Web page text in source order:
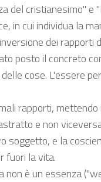
del cristianesimo" e
in cui individua la
dei
posto il concreto
cose. L'essere
rapporti,
e non
soggetto, e la
fuori la vita.
è un essenza